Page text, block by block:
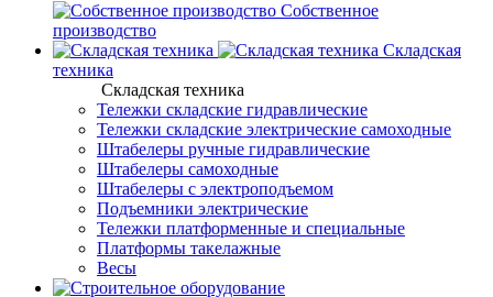
Собственное
производство
Складская
техника
Складская техника
Тележки складские гидравлические
Тележки складские электрические самоходные
Штабелеры ручные гидравлические
Штабелеры самоходные
Штабелеры с электроподъемом
Подъемники электрические
Тележки платформенные и специальные
Платформы такелажные
Весы